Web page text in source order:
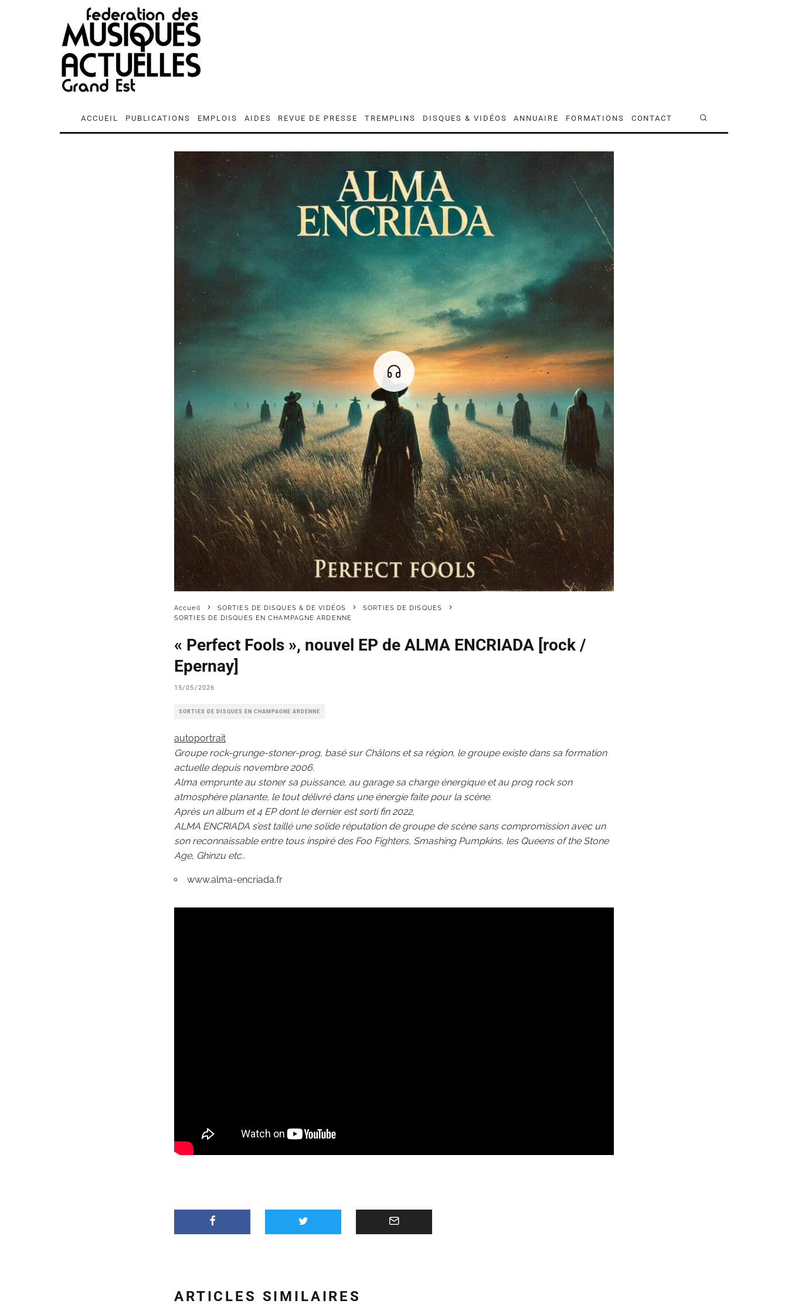
ACCUEIL PUBLICATIONS EMPLOIS AIDES REVUE DE PRESSE TREMPLINS DISQUES & VIDÉOS ANNUAIRE FORMATIONS CONTACT
Accueil SORTIES DE DISQUES & DE VIDÉOS
SORTIES DE DISQUES
SORTIES DE DISQUES EN CHAMPAGNE ARDENNE
« Perfect Fools », nouvel EP de ALMA ENCRIADA [rock /
Epernay]
15/05/2026
SORTIES DE DISQUES EN CHAMPAGNE ARDENNE
autoportrait
Groupe rock-grunge-stoner-prog, basé sur Châlons et sa région, le groupe existe dans sa formation
actuelle depuis novembre 2006.
Alma emprunte au stoner sa puissance, au garage sa charge énergique et au prog rock son
atmosphère planante, le tout délivré dans une énergie faite pour la scène.
Après un album et 4 EP dont le dernier est sorti fin 2022,
ALMA ENCRIADA s’est taillé une solide réputation de groupe de scène sans compromission avec un
son reconnaissable entre tous inspiré des Foo Fighters, Smashing Pumpkins, les Queens of the Stone
Age, Ghinzu etc..
www.alma-encriada.fr
ARTICLES SIMILAIRES